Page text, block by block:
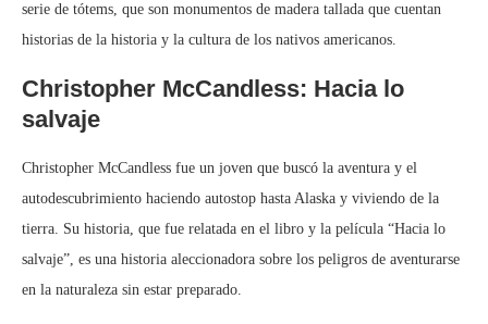
serie de tótems, que son monumentos de madera tallada que cuentan
historias de la historia y la cultura de los nativos americanos.
Christopher McCandless: Hacia lo
salvaje
Christopher McCandless fue un joven que buscó la aventura y el
autodescubrimiento haciendo autostop hasta Alaska y viviendo de la
tierra. Su historia, que fue relatada en el libro y la película “Hacia lo
salvaje”, es una historia aleccionadora sobre los peligros de aventurarse
en la naturaleza sin estar preparado.